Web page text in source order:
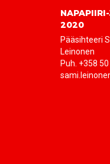
2020
Pääsihteeri
Leinonen
Puh. +358